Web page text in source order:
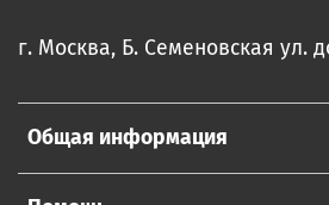
Общая информация
г. Москва, Б. Семеновская ул.